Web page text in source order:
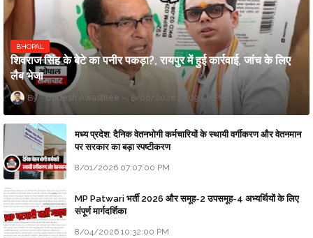
BHOPAL
शिवराज सिंह के बेटे का पनीर पकड़ा?, रायपुर में हुई कार्रवाई, जांच के लिए
लैब भेजा
Updesh Awasthee 8/06/2026 10:09:00 PM
मध्य प्रदेश: दैनिक वेतनभोगी कर्मचारियों के स्थायी वर्गीकरण और वेतनमान
पर सरकार का बड़ा स्पष्टीकरण
8/01/2026 07:07:00 PM
MP Patwari भर्ती 2026 और समूह-2 उपसमूह-4 अभ्यर्थियों के लिए
संपूर्ण मार्गदर्शिका
8/04/2026 10:32:00 PM